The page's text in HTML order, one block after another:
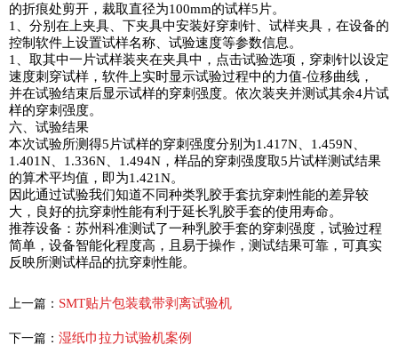
的折痕处剪开，裁取直径为100mm的试样5片。
1、分别在上夹具、下夹具中安装好穿刺针、试样夹具，在设备的
控制软件上设置试样名称、试验速度等参数信息。
1、取其中一片试样装夹在夹具中，点击试验选项，穿刺针以设定
速度刺穿试样，软件上实时显示试验过程中的力值-位移曲线，
并在试验结束后显示试样的穿刺强度。依次装夹并测试其余4片试
样的穿刺强度。
六、试验结果
本次试验所测得5片试样的穿刺强度分别为1.417N、1.459N、
1.401N、1.336N、1.494N，样品的穿刺强度取5片试样测试结果
的算术平均值，即为1.421N。
因此通过试验我们知道不同种类乳胶手套抗穿刺性能的差异较
大，良好的抗穿刺性能有利于延长乳胶手套的使用寿命。
推荐设备：苏州科准测试了一种乳胶手套的穿刺强度，试验过程
简单，设备智能化程度高，且易于操作，测试结果可靠，可真实
反映所测试样品的抗穿刺性能。
上一篇： SMT贴片包装载带剥离试验机
下一篇： 湿纸巾拉力试验机案例